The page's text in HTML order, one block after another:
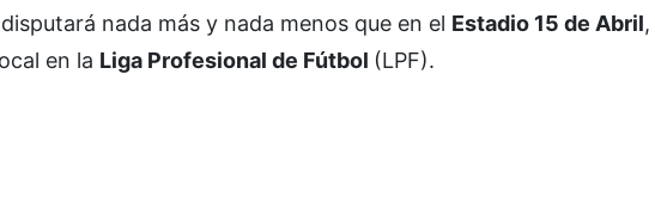
nada más y nada menos que en el Estadio 15 de Abril
en la Liga Profesional de Fútbol (LPF).